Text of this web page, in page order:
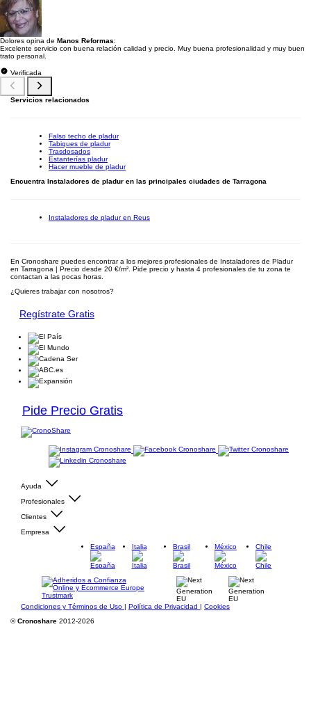
Dolores opina de Manos Reformas:
Excelente servicio con buena relación calidad y precio. Muy buena profesionalidad y muy buen
trato personal.
Verificada
Servicios relacionados
Falso techo de pladur
Tabiques de pladur
Trasdosados
Estanterías pladur
Hacer mueble de pladur
Encuentra Instaladores de pladur en las principales ciudades de Tarragona
Instaladores de pladur en Reus
En Cronoshare puedes encontrar a los mejores profesionales de Instaladores de Pladur
en Tarragona | Precio desde 20 €/m². Pide precio y hasta 4 profesionales de tu zona te
contactan a las pocas horas.
¿Quieres trabajar con nosotros?
Regístrate Gratis
Pide Precio Gratis
Ayuda
Profesionales
Clientes
Empresa
España
Italia Brasil México Chile
Condiciones y Términos de Uso | Política de Privacidad | Cookies
©Cronoshare 2012-2026